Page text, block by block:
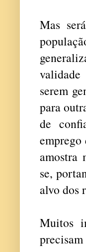
Mas
serem
para
de
emprego
amostra
se,
alvo dos
Muitos